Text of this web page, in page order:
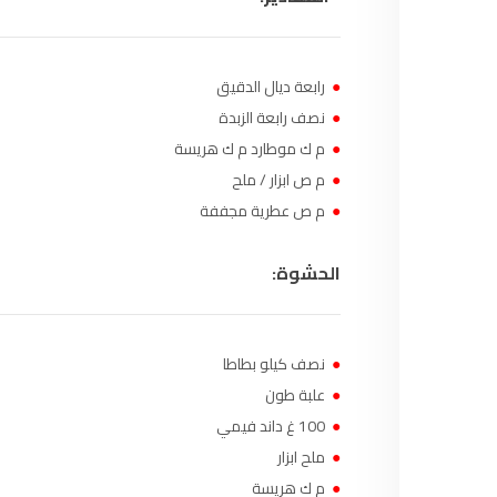
القنيطرة FM
العرائش
اليوسفية FM
العيون
إفران
الغرب
● رابعة ديال الدقيق
● نصف رابعة الزبدة
● م ك موطارد م ك هريسة
● م ص ابزار / ملح
● م ص عطرية مجففة
الحشوة:
● نصف كيلو بطاطا
● علبة طون
● 100 غ داند فيمي
● ملح ابزار
● م ك هريسة